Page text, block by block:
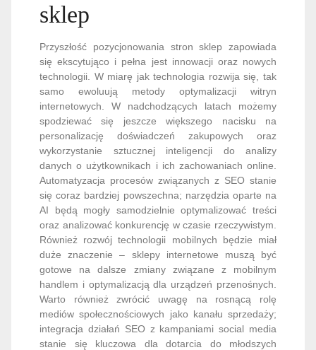
sklep
Przyszłość pozycjonowania stron sklep zapowiada
się ekscytująco i pełna jest innowacji oraz nowych
technologii. W miarę jak technologia rozwija się, tak
samo ewoluują metody optymalizacji witryn
internetowych. W nadchodzących latach możemy
spodziewać się jeszcze większego nacisku na
personalizację doświadczeń zakupowych oraz
wykorzystanie sztucznej inteligencji do analizy
danych o użytkownikach i ich zachowaniach online.
Automatyzacja procesów związanych z SEO stanie
się coraz bardziej powszechna; narzędzia oparte na
AI będą mogły samodzielnie optymalizować treści
oraz analizować konkurencję w czasie rzeczywistym.
Również rozwój technologii mobilnych będzie miał
duże znaczenie – sklepy internetowe muszą być
gotowe na dalsze zmiany związane z mobilnym
handlem i optymalizacją dla urządzeń przenośnych.
Warto również zwrócić uwagę na rosnącą rolę
mediów społecznościowych jako kanału sprzedaży;
integracja działań SEO z kampaniami social media
stanie się kluczowa dla dotarcia do młodszych